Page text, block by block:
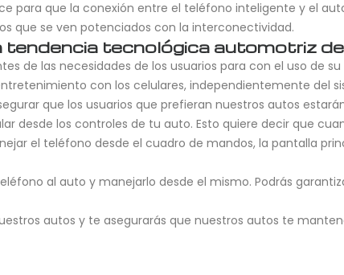
para que la conexión entre el teléfono inteligente y el
que se ven potenciados con la interconectividad.
tendencia tecnológica automotriz
de las necesidades de los usuarios para con el uso de
con los celulares, independientemente del
que los usuarios que prefieran nuestros autos
desde los controles de tu auto. Esto quiere decir que
el teléfono desde el cuadro de mandos, la pantalla
al auto y manejarlo desde el mismo. Podrás
autos y te asegurarás que nuestros autos te